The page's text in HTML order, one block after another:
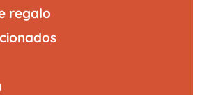
regalo